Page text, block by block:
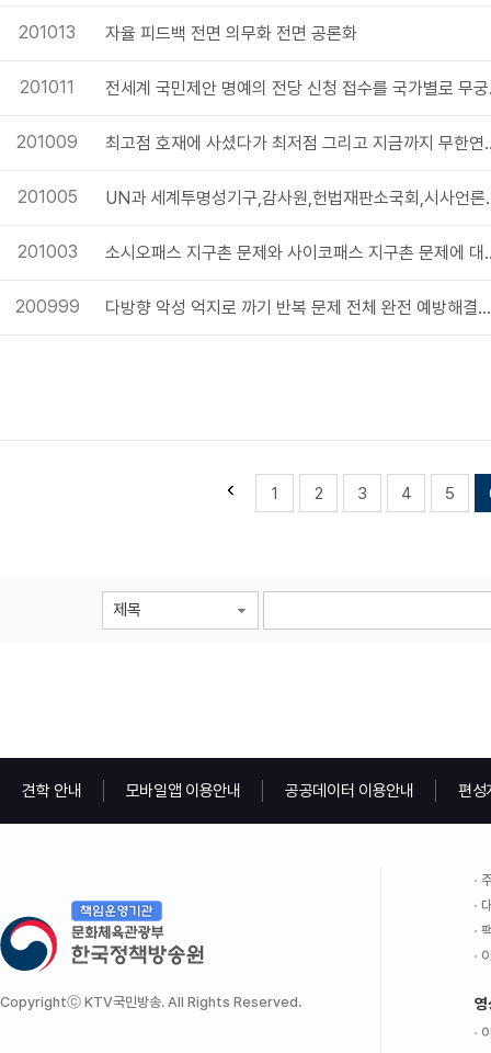
201013 자율 피드백 전면 의무화 전면 공론화
201011 전세계
201009 최고점 호재에 사셨다
201005 UN과 세계투명성기구,
201003 소시오패스 지구촌 문제와
200999 다방향 악성 억지로 까기 반복 문제 전체 완전 예방해결이 지구촌 필수 요소입니다.
1 2 3 4 5
제목
견학 안내 모바일앱 이용안내 공공데이터 이용안내 편성
Copyrightⓒ KTV국민방송. All Rights Reserved. 영